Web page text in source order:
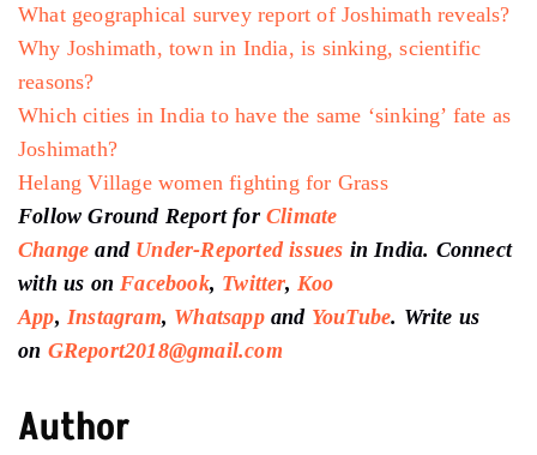
What geographical survey report of Joshimath reveals?
Why Joshimath, town in India, is sinking, scientific
reasons?
Which cities in India to have the same ‘sinking’ fate as
Joshimath?
Helang Village women fighting for Grass
Follow Ground Report for Climate
Changeand Under-Reported issues in India. Connect
with us on Facebook, Twitter, Koo
App, Instagram, Whatsappand YouTube. Write us
on GReport2018@gmail.com
Author